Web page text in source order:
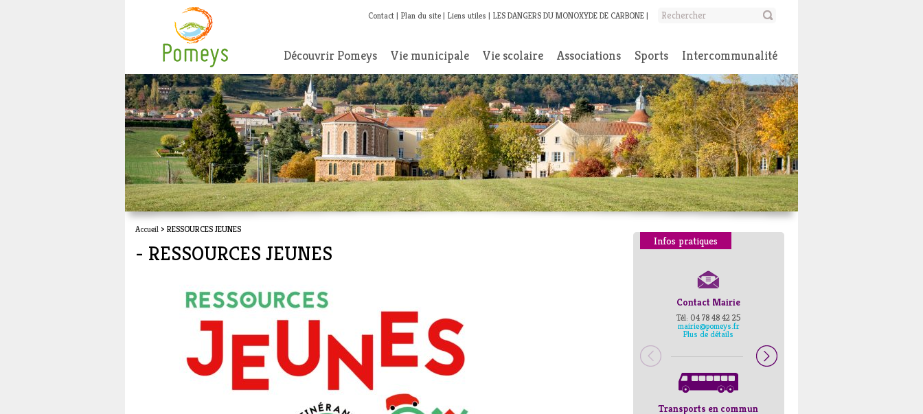
Contact Plan du site Liens utiles LES DANGERS DU MONOXYDE DE CARBONE
Découvrir Pomeys Vie municipale Vie scolaire Associations Sports Intercommunalité
Accueil > RESSOURCES JEUNES
- RESSOURCES JEUNES
Infos pratiques
Contact Mairie
Tél: 04 78 48 42 25
mairie@pomeys.fr
Plus de détails
Transports en commun